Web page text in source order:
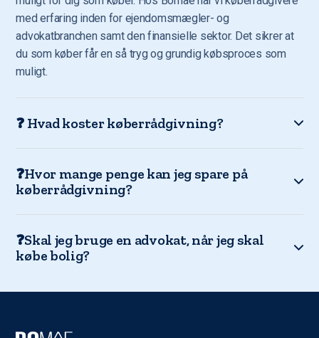
med erfaring inden for ejendomsmægler- og
advokatbranchen samt den finansielle sektor. Det sikrer at
du som køber får en så tryg og grundig købsproces som
muligt.
❓ Hvad koster køberrådgivning?
❓Hvor mange penge kan jeg spare på
køberrådgivning?
❓Skal jeg bruge en advokat, når jeg skal
købe bolig?